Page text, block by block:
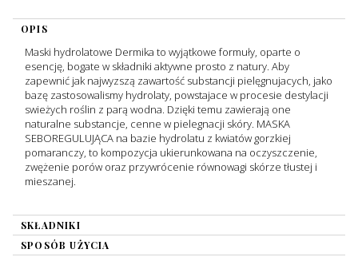
OPIS
Maski hydrolatowe Dermika to wyjątkowe formuły, oparte o
esencję, bogate w składniki aktywne prosto z natury. Aby
zapewnić jak najwyzszą zawartość substancji pielęgnujacych, jako
bazę zastosowalismy hydrolaty, powstajace w procesie destylacji
swieżych roślin z parą wodna. Dzięki temu zawierają one
naturalne substancje, cenne w pielegnacji skóry. MASKA
SEBOREGULUJĄCA na bazie hydrolatu z kwiatów gorzkiej
pomaranczy, to kompozycja ukierunkowana na oczyszczenie,
zwężenie porów oraz przywrócenie równowagi skórze tłustej i
mieszanej.
SKŁADNIKI
SPOSÓB UŻYCIA